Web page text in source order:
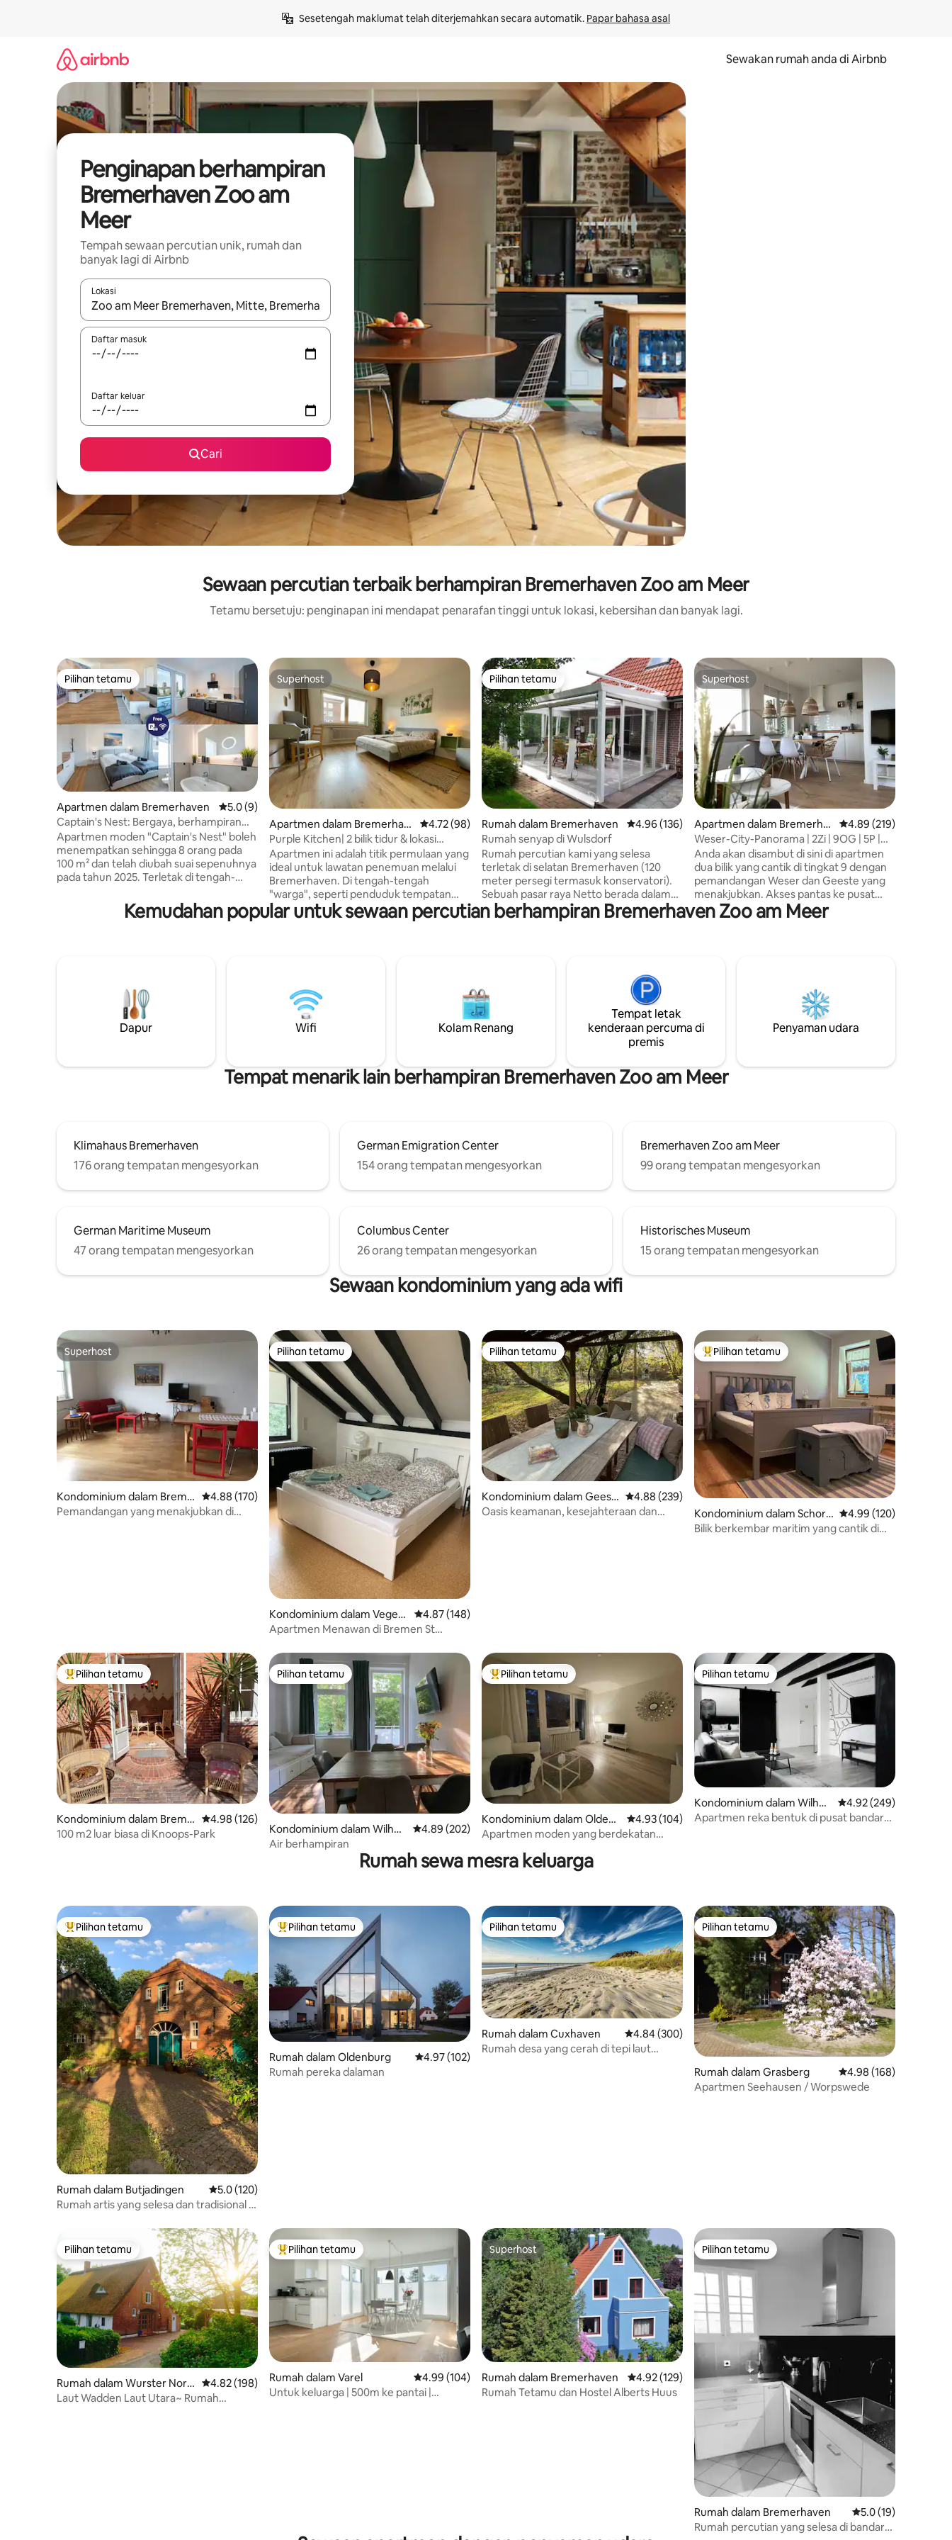
Sesetengah maklumat telah diterjemahkan secara automatik. Papar bahasa asal
Sewakan rumah anda di Airbnb
Penginapan berhampiran
Bremerhaven Zoo am
Meer
Tempah sewaan percutian unik, rumah dan
banyak lagi di Airbnb
Lokasi
Apabila hasil tersedia, navigasi dengan kekunci anak panah atas dan bawah atau teroka dengan sentuhan atau gerak leret.
Daftar masuk
Daftar keluar
Cari
Sewaan percutian terbaik berhampiran Bremerhaven Zoo am Meer
Tetamu bersetuju: penginapan ini mendapat penarafan tinggi untuk lokasi, kebersihan dan banyak lagi.
Pilihan tetamu
Pilihan tetamu
Apartmen dalam Bremerhaven Penarafan purata 5.0 daripada 5, 9 ulasan
5.0 (9)
Captain's Nest: Bergaya, berhampiran
pelabuhan, 2 tempat letak kereta
Apartmen moden "Captain's Nest" boleh
menempatkan sehingga 8 orang pada
100 m² dan telah diubah suai sepenuhnya
pada tahun 2025. Terletak di tengah-
tinggal dengan tenang disebabkan
tingkap berkaca tiga lapis. Balkoni kecil,
menjangkakan dapur lengkap, bilik mandi
dengan pancuran mandian dan tandas
kedua, TV pintar 65 inci dan Wi-Fi pantas.
Superhost
Superhost
Apartmen dalam Bremerhav
en
Penarafan purata 4.72 daripada 5, 98 ulasan
4.72 (98)
Purple Kitchen| 2 bilik tidur & lokasi
bandar yang sempurna
Apartmen ini adalah titik permulaan yang
ideal untuk lawatan penemuan melalui
Bremerhaven. Di tengah-tengah
"warga", seperti penduduk tempatan
memanggil Bürgermeister-Smidt-Str
yang bersejarah, semua tempat menarik
katil yang selesa dan ruang tamu dapur
yang besar selama berjam-jam bersama-
sama, sama ada untuk dua orang,
dengan keluarga atau rakan-rakan. Anda
Pilihan tetamu
Pilihan tetamu
Rumah dalam Bremerhaven Penarafan purata 4.96 daripada 5, 136 ulasan
4.96 (136)
Rumah senyap di Wulsdorf
Rumah percutian kami yang selesa
terletak di selatan Bremerhaven (120
meter persegi termasuk konservatori).
Sebuah pasar raya Netto berada dalam
jarak berjalan kaki. Perhentian bas
terdekat hanya sejauh satu minit berjalan
minit dengan kereta. Ibu negeri Bremen
boleh dicapai dengan kereta api dalam
masa 45 minit, lebih pantas dengan
kereta. Pantai Laut Utara boleh dicapai
dalam masa maksimum 30 minit.
Superhost
Superhost
Apartmen dalam Bremerha
ven
Penarafan purata 4.89
4.89 (219)
Weser-City-Panorama | 2Zi | 9OG | 5P |
Mitte
Anda akan disambut di sini di apartmen
dua bilik yang cantik di tingkat 9 dengan
pemandangan Weser dan Geeste yang
menakjubkan. Akses pantas ke pusat
bandar, STESEN KERETA API dan
kemudahan membeli-belah
dengan cepat dengan berjalan kaki atau
dalam cuaca kotor dengan bas. Kami
tidak sabar menantikan lawatan anda ke
bandar tepi pantai BHV yang indah!
Kemudahan popular untuk sewaan percutian berhampiran Bremerhaven Zoo am Meer
Dapur Wifi Kolam Renang
Tempat letak
kenderaan percuma di
premis
Penyaman udara
Tempat menarik lain berhampiran Bremerhaven Zoo am Meer
Klimahaus Bremerhaven
176 orang tempatan mengesyorkan
German Emigration Center
154 orang tempatan mengesyorkan
Bremerhaven Zoo am Meer
99 orang tempatan mengesyorkan
German Maritime Museum
47 orang tempatan mengesyorkan
Columbus Center
26 orang tempatan mengesyorkan
Historisches Museum
15 orang tempatan mengesyorkan
Sewaan kondominium yang ada wifi
Superhost
Superhost
Kondominium dalam Breme
rhaven
Penarafan purata 4.88 daripada 5, 170 ulasan
4.88 (170)
Pemandangan yang menakjubkan di
Pilihan tetamu
Pilihan tetamu
Kondominium dalam Vegesa
ck
Penarafan purata 4.87 daripada 5, 148 ulasan
4.87 (148)
Apartmen Menawan di Bremen St
Pilihan tetamu
Pilihan tetamu
Kondominium dalam Geestl
and , Elmlohe
Penarafan purata 4.88 daripada 5, 239 ulasan
4.88 (239)
Oasis keamanan, kesejahteraan dan
Pilihan utama tetamu
Pilihan tetamu
Kondominium dalam Schort
ens
Penarafan purata 4.99
4.99 (120)
Bilik berkembar maritim yang cantik di
Pilihan utama tetamu
Pilihan tetamu
Kondominium dalam Breme
n
Penarafan purata 4.98 daripada 5, 126 ulasan
4.98 (126)
100 m2 luar biasa di Knoops-Park
Pilihan tetamu
Pilihan tetamu
Kondominium dalam Wilhel
mshaven
Penarafan purata 4.89 daripada 5, 202 ulasan
4.89 (202)
Air berhampiran
Pilihan utama tetamu
Pilihan tetamu
Kondominium dalam Oldenb
urg
Penarafan purata 4.93 daripada 5, 104 ulasan
4.93 (104)
Apartmen moden yang berdekatan
Pilihan tetamu
Pilihan tetamu
Kondominium dalam Wilhel
mshaven
Penarafan purata 4.92
4.92 (249)
Apartmen reka bentuk di pusat bandar
Rumah sewa mesra keluarga
Pilihan utama tetamu
Pilihan tetamu
Rumah dalam Butjadingen Penarafan purata 5.0 daripada 5, 120 ulasan
5.0 (120)
Rumah artis yang selesa dan tradisional di
Pilihan utama tetamu
Pilihan tetamu
Rumah dalam Oldenburg Penarafan purata 4.97 daripada 5, 102 ulasan
4.97 (102)
Rumah pereka dalaman
Pilihan tetamu
Pilihan tetamu
Rumah dalam Cuxhaven Penarafan purata 4.84 daripada 5, 300 ulasan
4.84 (300)
Rumah desa yang cerah di tepi laut
Pilihan tetamu
Pilihan tetamu
Rumah dalam Grasberg Penarafan purata 4.98
4.98 (168)
Apartmen Seehausen / Worpswede
Pilihan tetamu
Pilihan tetamu
Rumah dalam Wurster Nord
seeküste
Penarafan purata 4.82 daripada 5, 198 ulasan
4.82 (198)
Laut Wadden Laut Utara~ Rumah
Pilihan utama tetamu
Pilihan tetamu
Rumah dalam Varel Penarafan purata 4.99 daripada 5, 104 ulasan
4.99 (104)
Untuk keluarga | 500m ke pantai |
Superhost
Superhost
Rumah dalam Bremerhaven Penarafan purata 4.92 daripada 5, 129 ulasan
4.92 (129)
Rumah Tetamu dan Hostel Alberts Huus
Pilihan tetamu
Pilihan tetamu
Rumah dalam Bremerhaven Penarafan purata
5.0 (19)
Rumah percutian yang selesa di bandar